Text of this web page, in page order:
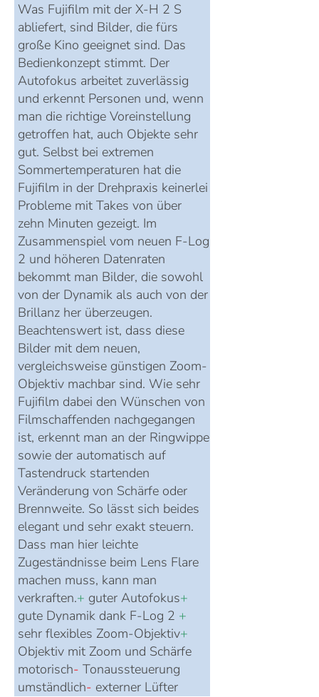
Was Fujifilm mit der X-H 2 S
abliefert, sind Bilder, die fürs
große Kino geeignet sind. Das
Bedienkonzept stimmt. Der
Autofokus arbeitet zuverlässig
und erkennt Personen und, wenn
man die richtige Voreinstellung
getroffen hat, auch Objekte sehr
gut. Selbst bei extremen
Sommertemperaturen hat die
Fujifilm in der Drehpraxis keinerlei
Probleme mit Takes von über
zehn Minuten gezeigt. Im
Zusammenspiel vom neuen F-Log
2 und höheren Datenraten
bekommt man Bilder, die sowohl
von der Dynamik als auch von der
Brillanz her überzeugen.
Beachtenswert ist, dass diese
Bilder mit dem neuen,
vergleichsweise günstigen Zoom-
Objektiv machbar sind. Wie sehr
Fujifilm dabei den Wünschen von
Filmschaffenden nachgegangen
ist, erkennt man an der Ringwippe
sowie der automatisch auf
Tastendruck startenden
Veränderung von Schärfe oder
Brennweite. So lässt sich beides
elegant und sehr exakt steuern.
Dass man hier leichte
Zugeständnisse beim Lens Flare
machen muss, kann man
verkraften.+ guter Autofokus+
gute Dynamik dank F-Log 2 +
sehr flexibles Zoom-Objektiv+
Objektiv mit Zoom und Schärfe
motorisch- Tonaussteuerung
umständlich- externer Lüfter